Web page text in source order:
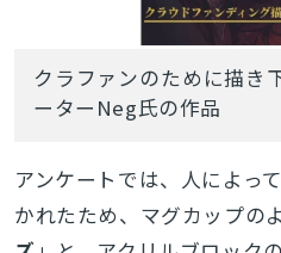
クラファンのために描き
ーターNeg氏の作品
アンケートでは、人によっ
かれたため、マグカップの